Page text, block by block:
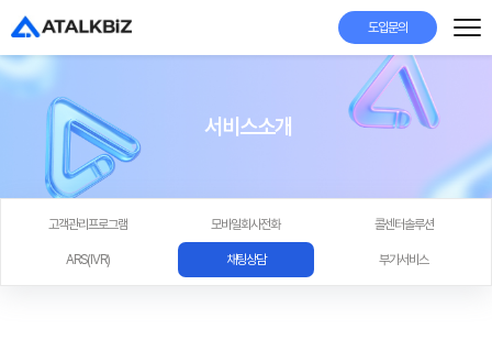
도입문의
서비스소개
고객관리프로그램 모바일회사전화 콜센터솔루션
ARS(IVR) 채팅상담 부가서비스